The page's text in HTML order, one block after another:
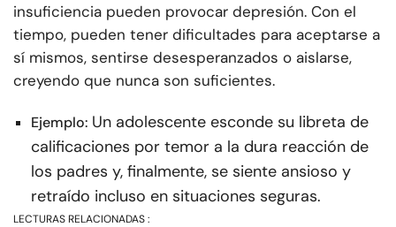
insuficiencia pueden provocar depresión. Con el
tiempo, pueden tener dificultades para aceptarse a
sí mismos, sentirse desesperanzados o aislarse,
creyendo que nunca son suficientes.
Ejemplo: Un adolescente esconde su libreta de
calificaciones por temor a la dura reacción de
los padres y, finalmente, se siente ansioso y
retraído incluso en situaciones seguras.
LECTURAS RELACIONADAS :